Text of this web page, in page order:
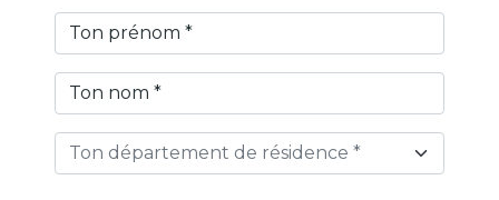
Ton département de résidence *